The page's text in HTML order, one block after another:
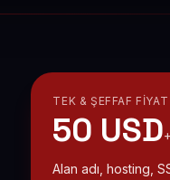
TEK & ŞEFFAF FIYAT
50 USD
Alan adı, hosting,